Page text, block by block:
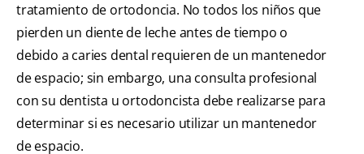
tratamiento de ortodoncia. No todos los niños que
pierden un diente de leche antes de tiempo o
debido a caries dental requieren de un mantenedor
de espacio; sin embargo, una consulta profesional
con su dentista u ortodoncista debe realizarse para
determinar si es necesario utilizar un mantenedor
de espacio.